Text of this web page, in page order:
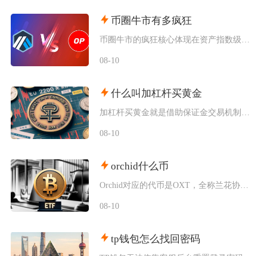
币圈牛市有多疯狂
08-10
什么叫加杠杆买黄金
08-10
orchid什么币
08-10
tp钱包怎么找回密码